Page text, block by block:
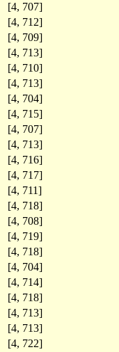
[4, 707]
[4, 712]
[4, 709]
[4, 713]
[4, 710]
[4, 713]
[4, 704]
[4, 715]
[4, 707]
[4, 713]
[4, 716]
[4, 717]
[4, 711]
[4, 718]
[4, 708]
[4, 719]
[4, 718]
[4, 704]
[4, 714]
[4, 718]
[4, 713]
[4, 713]
[4, 722]